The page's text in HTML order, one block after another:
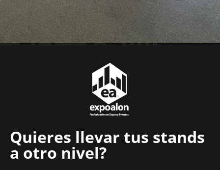
Quieres llevar tus stands
a otro nivel?